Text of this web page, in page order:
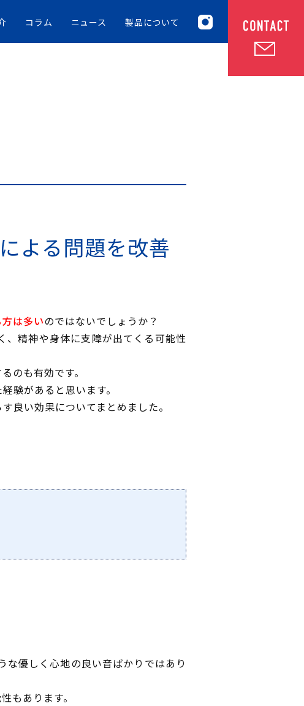
コラム ニュース 製品について
よる問題を改善
は多いのではないでしょうか？
、精神や身体に支障が出てくる可能性
のも有効です。
験があると思います。
良い効果についてまとめました。
優しく心地の良い音ばかりではあり
もあります。